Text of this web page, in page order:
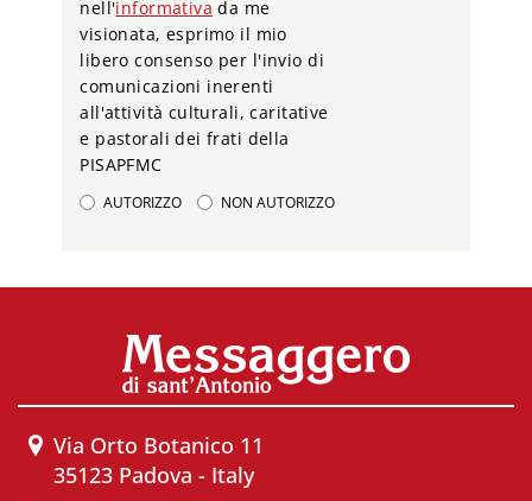
nell'informativa da me
visionata, esprimo il mio
libero consenso per l'invio di
comunicazioni inerenti
all'attività culturali, caritative
e pastorali dei frati della
PISAPFMC
AUTORIZZO NON AUTORIZZO
Via Orto Botanico 11
35123 Padova - Italy